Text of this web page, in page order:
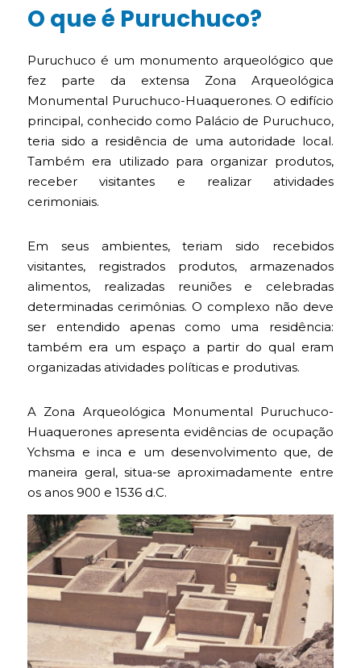
O que é Puruchuco?
Puruchuco é um monumento arqueológico que
fez parte da extensa Zona Arqueológica
Monumental Puruchuco-Huaquerones. O edifício
principal, conhecido como Palácio de Puruchuco,
teria sido a residência de uma autoridade local.
Também era utilizado para organizar produtos,
receber visitantes e realizar atividades
cerimoniais.
Em seus ambientes, teriam sido recebidos
visitantes, registrados produtos, armazenados
alimentos, realizadas reuniões e celebradas
determinadas cerimônias. O complexo não deve
ser entendido apenas como uma residência:
também era um espaço a partir do qual eram
organizadas atividades políticas e produtivas.
A Zona Arqueológica Monumental Puruchuco-
Huaquerones apresenta evidências de ocupação
Ychsma e inca e um desenvolvimento que, de
maneira geral, situa-se aproximadamente entre
os anos 900 e 1536 d.C.